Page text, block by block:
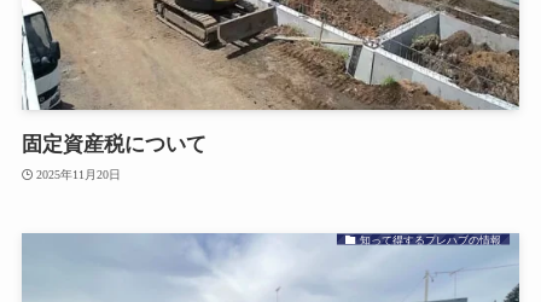
固定資産税について
2025年11月20日
知って得するプレハブの情報